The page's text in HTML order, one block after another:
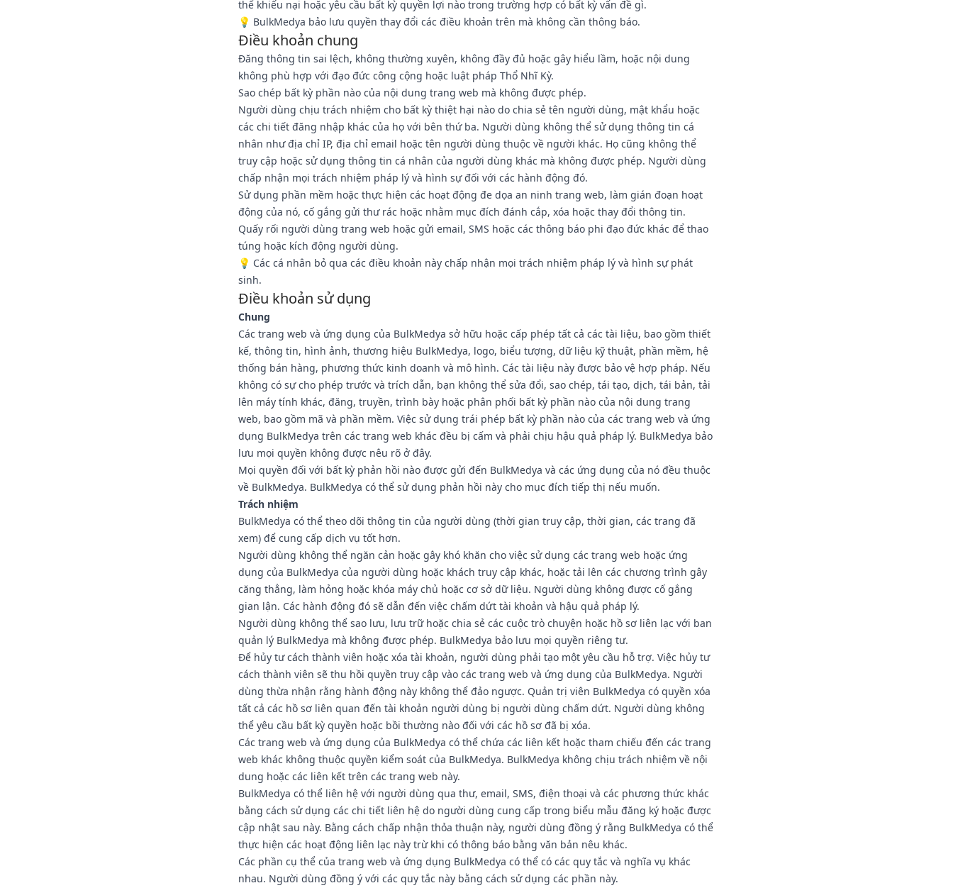
thể khiếu nại hoặc yêu cầu bất kỳ quyền lợi nào trong trường hợp có bất kỳ vấn đề gì.
💡 BulkMedya bảo lưu quyền thay đổi các điều khoản trên mà không cần thông báo.
Điều khoản chung
Đăng thông tin sai lệch, không thường xuyên, không đầy đủ hoặc gây hiểu lầm, hoặc nội dung
không phù hợp với đạo đức công cộng hoặc luật pháp Thổ Nhĩ Kỳ.
Sao chép bất kỳ phần nào của nội dung trang web mà không được phép.
Người dùng chịu trách nhiệm cho bất kỳ thiệt hại nào do chia sẻ tên người dùng, mật khẩu hoặc
các chi tiết đăng nhập khác của họ với bên thứ ba. Người dùng không thể sử dụng thông tin cá
nhân như địa chỉ IP, địa chỉ email hoặc tên người dùng thuộc về người khác. Họ cũng không thể
truy cập hoặc sử dụng thông tin cá nhân của người dùng khác mà không được phép. Người dùng
chấp nhận mọi trách nhiệm pháp lý và hình sự đối với các hành động đó.
Sử dụng phần mềm hoặc thực hiện các hoạt động đe dọa an ninh trang web, làm gián đoạn hoạt
động của nó, cố gắng gửi thư rác hoặc nhằm mục đích đánh cắp, xóa hoặc thay đổi thông tin.
Quấy rối người dùng trang web hoặc gửi email, SMS hoặc các thông báo phi đạo đức khác để thao
túng hoặc kích động người dùng.
💡 Các cá nhân bỏ qua các điều khoản này chấp nhận mọi trách nhiệm pháp lý và hình sự phát
sinh.
Điều khoản sử dụng
Chung
Các trang web và ứng dụng của BulkMedya sở hữu hoặc cấp phép tất cả các tài liệu, bao gồm thiết
kế, thông tin, hình ảnh, thương hiệu BulkMedya, logo, biểu tượng, dữ liệu kỹ thuật, phần mềm, hệ
thống bán hàng, phương thức kinh doanh và mô hình. Các tài liệu này được bảo vệ hợp pháp. Nếu
không có sự cho phép trước và trích dẫn, bạn không thể sửa đổi, sao chép, tái tạo, dịch, tái bản, tải
lên máy tính khác, đăng, truyền, trình bày hoặc phân phối bất kỳ phần nào của nội dung trang
web, bao gồm mã và phần mềm. Việc sử dụng trái phép bất kỳ phần nào của các trang web và ứng
dụng BulkMedya trên các trang web khác đều bị cấm và phải chịu hậu quả pháp lý. BulkMedya bảo
lưu mọi quyền không được nêu rõ ở đây.
Mọi quyền đối với bất kỳ phản hồi nào được gửi đến BulkMedya và các ứng dụng của nó đều thuộc
về BulkMedya. BulkMedya có thể sử dụng phản hồi này cho mục đích tiếp thị nếu muốn.
Trách nhiệm
BulkMedya có thể theo dõi thông tin của người dùng (thời gian truy cập, thời gian, các trang đã
xem) để cung cấp dịch vụ tốt hơn.
Người dùng không thể ngăn cản hoặc gây khó khăn cho việc sử dụng các trang web hoặc ứng
dụng của BulkMedya của người dùng hoặc khách truy cập khác, hoặc tải lên các chương trình gây
căng thẳng, làm hỏng hoặc khóa máy chủ hoặc cơ sở dữ liệu. Người dùng không được cố gắng
gian lận. Các hành động đó sẽ dẫn đến việc chấm dứt tài khoản và hậu quả pháp lý.
Người dùng không thể sao lưu, lưu trữ hoặc chia sẻ các cuộc trò chuyện hoặc hồ sơ liên lạc với ban
quản lý BulkMedya mà không được phép. BulkMedya bảo lưu mọi quyền riêng tư.
Để hủy tư cách thành viên hoặc xóa tài khoản, người dùng phải tạo một yêu cầu hỗ trợ. Việc hủy tư
cách thành viên sẽ thu hồi quyền truy cập vào các trang web và ứng dụng của BulkMedya. Người
dùng thừa nhận rằng hành động này không thể đảo ngược. Quản trị viên BulkMedya có quyền xóa
tất cả các hồ sơ liên quan đến tài khoản người dùng bị người dùng chấm dứt. Người dùng không
thể yêu cầu bất kỳ quyền hoặc bồi thường nào đối với các hồ sơ đã bị xóa.
Các trang web và ứng dụng của BulkMedya có thể chứa các liên kết hoặc tham chiếu đến các trang
web khác không thuộc quyền kiểm soát của BulkMedya. BulkMedya không chịu trách nhiệm về nội
dung hoặc các liên kết trên các trang web này.
BulkMedya có thể liên hệ với người dùng qua thư, email, SMS, điện thoại và các phương thức khác
bằng cách sử dụng các chi tiết liên hệ do người dùng cung cấp trong biểu mẫu đăng ký hoặc được
cập nhật sau này. Bằng cách chấp nhận thỏa thuận này, người dùng đồng ý rằng BulkMedya có thể
thực hiện các hoạt động liên lạc này trừ khi có thông báo bằng văn bản nêu khác.
Các phần cụ thể của trang web và ứng dụng BulkMedya có thể có các quy tắc và nghĩa vụ khác
nhau. Người dùng đồng ý với các quy tắc này bằng cách sử dụng các phần này.